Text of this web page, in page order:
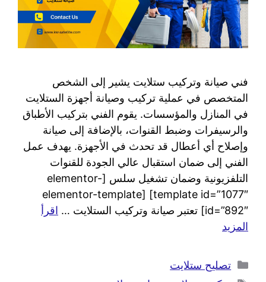
فني صيانة وتركيب ستلايت يشير إلى الشخص
المتخصص في عملية تركيب وصيانة أجهزة الستلايت
في المنازل والمؤسسات. يقوم الفني بتركيب الأطباق
والرسيفرات وضبط القنوات، بالإضافة إلى صيانة
وإصلاح أي أعطال قد تحدث في الأجهزة. يهدف عمل
الفني إلى ضمان استقبال عالي الجودة للقنوات
التلفزيونية وضمان تشغيل سلس [elementor-
template id=”1077″] [elementor-template
id=”892″] تعتبر صيانة وتركيب الستلايت …
اقرأ
المزيد
تصليح ستلايت